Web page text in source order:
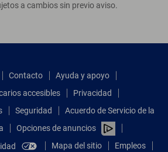
a cambios sin previo aviso.
Contacto
Ayuda y apoyo
accesibles
Privacidad
Seguridad
Acuerdo de Servicio de la
Opciones de anuncios
Mapa del sitio Empleos